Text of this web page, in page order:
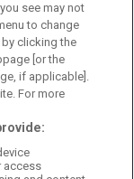
see may not
to change
clicking the
[or the
if applicable].
For more
access